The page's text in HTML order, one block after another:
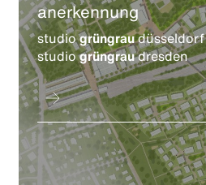
anerkennung
studiogrüngraudüsseldorf
studiogrüngraudresden